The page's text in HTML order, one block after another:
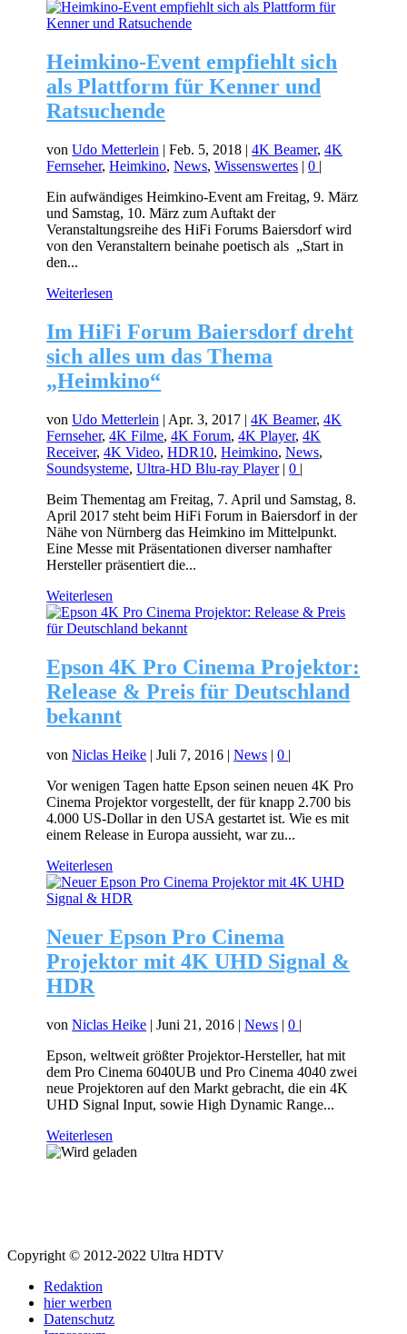
Heimkino-Event empfiehlt sich
als Plattform für Kenner und
Ratsuchende
vonUdo Metterlein |Feb. 5, 2018 |4K Beamer,4K
Fernseher,Heimkino,News,Wissenswertes |0 |
Ein aufwändiges Heimkino-Event am Freitag, 9. März
und Samstag, 10. März zum Auftakt der
Veranstaltungsreihe des HiFi Forums Baiersdorf wird
von den Veranstaltern beinahe poetisch als „Start in
den...
Weiterlesen
Im HiFi Forum Baiersdorf dreht
sich alles um das Thema
„Heimkino“
vonUdo Metterlein | Apr. 3, 2017 |4K Beamer,4K
Fernseher,4K Filme,4K Forum,4K Player,4K
Receiver,4K Video,HDR10,Heimkino,News,
Soundsysteme,Ultra-HD Blu-ray Player|0 |
Beim Thementag am Freitag, 7. April und Samstag, 8.
April 2017 steht beim HiFi Forum in Baiersdorf in der
Nähe von Nürnberg das Heimkino im Mittelpunkt.
Eine Messe mit Präsentationen diverser namhafter
Hersteller präsentiert die...
Weiterlesen
Epson 4K Pro Cinema Projektor:
Release & Preis für Deutschland
bekannt
vonNiclas Heike |Juli 7, 2016 |News |0 |
Vor wenigen Tagen hatte Epson seinen neuen 4K Pro
Cinema Projektor vorgestellt, der für knapp 2.700 bis
4.000 US-Dollar in den USA gestartet ist. Wie es mit
einem Release in Europa aussieht, war zu...
Weiterlesen
Neuer Epson Pro Cinema
Projektor mit 4K UHD Signal &
HDR
vonNiclas Heike |Juni 21, 2016 |News |0 |
Epson, weltweit größter Projektor-Hersteller, hat mit
dem Pro Cinema 6040UB und Pro Cinema 4040 zwei
neue Projektoren auf den Markt gebracht, die ein 4K
UHD Signal Input, sowie High Dynamic Range...
Weiterlesen
Copyright © 2012-2022 Ultra HDTV
Redaktion
hier werben
Datenschutz